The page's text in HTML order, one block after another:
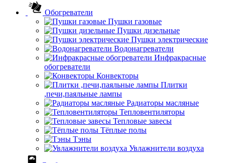
Обогреватели
Пушки газовые
Пушки дизельные
Пушки электрические
Водонагреватели
Инфракрасные
обогреватели
Конвекторы
Плитки
,печи,паяльные лампы
Радиаторы масляные
Тепловентиляторы
Тепловые завесы
Тёплые полы
Тэны
Увлажнители воздуха